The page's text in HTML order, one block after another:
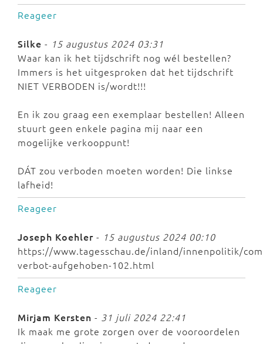
Reageer
Silke - 15 augustus 2024 03:31
Waar kan ik het tijdschrift nog wél bestellen?
Immers is het uitgesproken dat het tijdschrift
NIET VERBODEN is/wordt!!!
En ik zou graag een exemplaar bestellen! Alleen
stuurt geen enkele pagina mij naar een
mogelijke verkooppunt!
DÁT zou verboden moeten worden! Die linkse
lafheid!
Reageer
Joseph Koehler - 15 augustus 2024 00:10
https://www.tagesschau.de/inland/innenpolitik/
verbot-aufgehoben-102.html
Reageer
Mirjam Kersten - 31 juli 2024 22:41
Ik maak me grote zorgen over de vooroordelen